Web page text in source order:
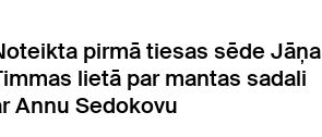
pirmā tiesas sēde Jāņa
lietā par mantas sadali
Annu Sedokovu